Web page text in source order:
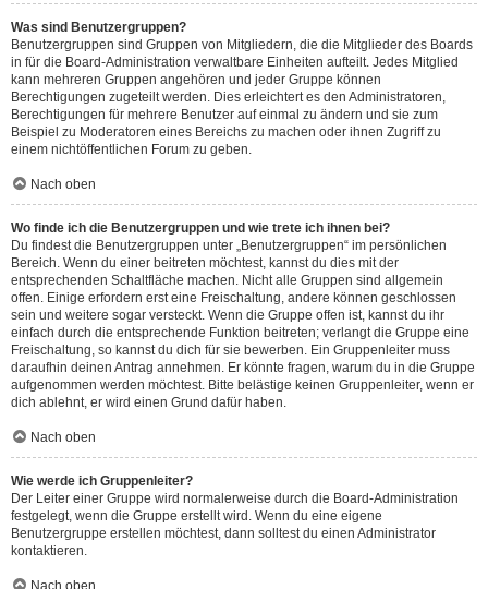
Was sind Benutzergruppen?
Benutzergruppen sind Gruppen von Mitgliedern, die die Mitglieder des Boards
in für die Board-Administration verwaltbare Einheiten aufteilt. Jedes Mitglied
kann mehreren Gruppen angehören und jeder Gruppe können
Berechtigungen zugeteilt werden. Dies erleichtert es den Administratoren,
Berechtigungen für mehrere Benutzer auf einmal zu ändern und sie zum
Beispiel zu Moderatoren eines Bereichs zu machen oder ihnen Zugriff zu
einem nichtöffentlichen Forum zu geben.
Nach oben
Wo finde ich die Benutzergruppen und wie trete ich ihnen bei?
Du findest die Benutzergruppen unter „Benutzergruppen“ im persönlichen
Bereich. Wenn du einer beitreten möchtest, kannst du dies mit der
entsprechenden Schaltfläche machen. Nicht alle Gruppen sind allgemein
offen. Einige erfordern erst eine Freischaltung, andere können geschlossen
sein und weitere sogar versteckt. Wenn die Gruppe offen ist, kannst du ihr
einfach durch die entsprechende Funktion beitreten; verlangt die Gruppe eine
Freischaltung, so kannst du dich für sie bewerben. Ein Gruppenleiter muss
daraufhin deinen Antrag annehmen. Er könnte fragen, warum du in die Gruppe
aufgenommen werden möchtest. Bitte belästige keinen Gruppenleiter, wenn er
dich ablehnt, er wird einen Grund dafür haben.
Nach oben
Wie werde ich Gruppenleiter?
Der Leiter einer Gruppe wird normalerweise durch die Board-Administration
festgelegt, wenn die Gruppe erstellt wird. Wenn du eine eigene
Benutzergruppe erstellen möchtest, dann solltest du einen Administrator
kontaktieren.
Nach oben